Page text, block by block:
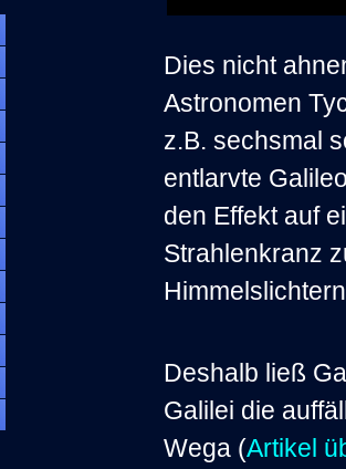
Dies nicht
Astronomen
z.B. sechsmal
entlarvte
den Effekt auf
Strahlenkranz
Deshalb ließ
Galilei die
Wega (Artikel